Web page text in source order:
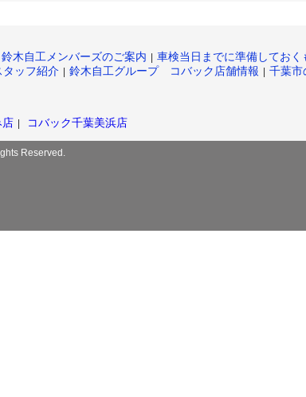
鈴木自工メンバーズのご案内
車検当日までに準備しておく
タッフ紹介 鈴木自工グループ コバック店舗情報
千葉市
店 コバック千葉美浜店
Reserved.